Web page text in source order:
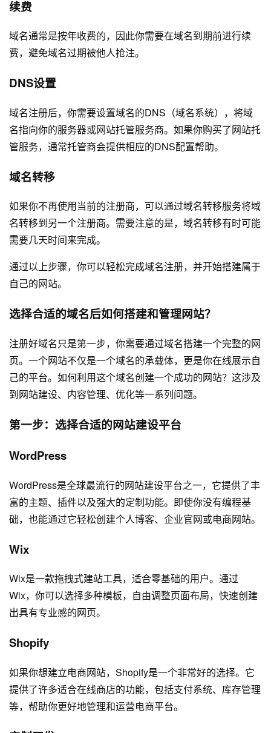
续费
域名通常是按年收费的，因此你需要在域名到期前进行续
费，避免域名过期被他人抢注。
DNS设置
域名注册后，你需要设置域名的DNS（域名系统），将域
名指向你的服务器或网站托管服务商。如果你购买了网站托
管服务，通常托管商会提供相应的DNS配置帮助。
域名转移
如果你不再使用当前的注册商，可以通过域名转移服务将域
名转移到另一个注册商。需要注意的是，域名转移有时可能
需要几天时间来完成。
通过以上步骤，你可以轻松完成域名注册，并开始搭建属于
自己的网站。
选择合适的域名后如何搭建和管理网站？
注册好域名只是第一步，你需要通过域名搭建一个完整的网
页。一个网站不仅是一个域名的承载体，更是你在线展示自
己的平台。如何利用这个域名创建一个成功的网站？这涉及
到网站建设、内容管理、优化等一系列问题。
第一步：选择合适的网站建设平台
WordPress
WordPress是全球最流行的网站建设平台之一，它提供了丰
富的主题、插件以及强大的定制功能。即使你没有编程基
础，也能通过它轻松创建个人博客、企业官网或电商网站。
Wix
Wix是一款拖拽式建站工具，适合零基础的用户。通过
Wix，你可以选择多种模板，自由调整页面布局，快速创建
出具有专业感的网页。
Shopify
如果你想建立电商网站，Shopify是一个非常好的选择。它
提供了许多适合在线商店的功能，包括支付系统、库存管理
等，帮助你更好地管理和运营电商平台。